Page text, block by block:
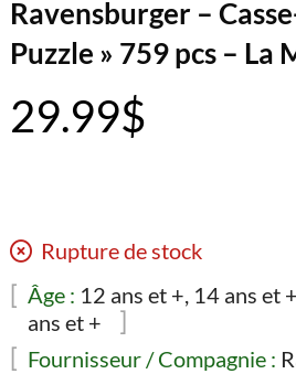
Ravensburger –
Puzzle » 759 pcs – La
29.99$
Rupture de stock
Âge : 12 ans et +, 14 ans et
ans et +
Fournisseur / Compagnie :